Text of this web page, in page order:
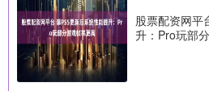
股票配资网平
升：Pro玩部